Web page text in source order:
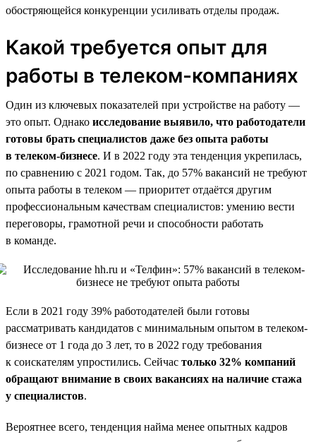
обостряющейся конкуренции усиливать отделы продаж.
Какой требуется опыт для
работы в телеком-компаниях
Один из ключевых показателей при устройстве на работу —
это опыт. Однако исследование выявило, что работодатели
готовы брать специалистов даже без опыта работы
в телеком-бизнесе. И в 2022 году эта тенденция укрепилась,
по сравнению с 2021 годом. Так, до 57% вакансий не требуют
опыта работы в телеком — приоритет отдаётся другим
профессиональным качествам специалистов: умению вести
переговоры, грамотной речи и способности работать
в команде.
Если в 2021 году 39% работодателей были готовы
рассматривать кандидатов с минимальным опытом в телеком-
бизнесе от 1 года до 3 лет, то в 2022 году требования
к соискателям упростились. Сейчас только 32% компаний
обращают внимание в своих вакансиях на наличие стажа
у специалистов.
Вероятнее всего, тенденция найма менее опытных кадров